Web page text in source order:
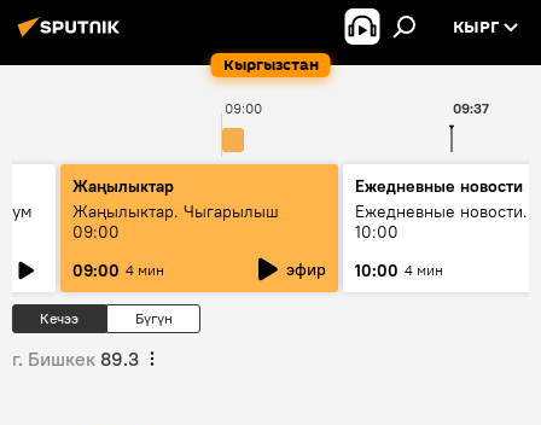
Кыргызстан
КЫРГ
09:00 09:37
Жаңылыктар
Жаңылыктар. Чыгарылыш
09:00
09:00 4 мин эфир
Ежедневные новости
Ежедневные новости.
10:00
10:00 4 мин
Кечээ Бүгүн
г. Бишкек 89.3